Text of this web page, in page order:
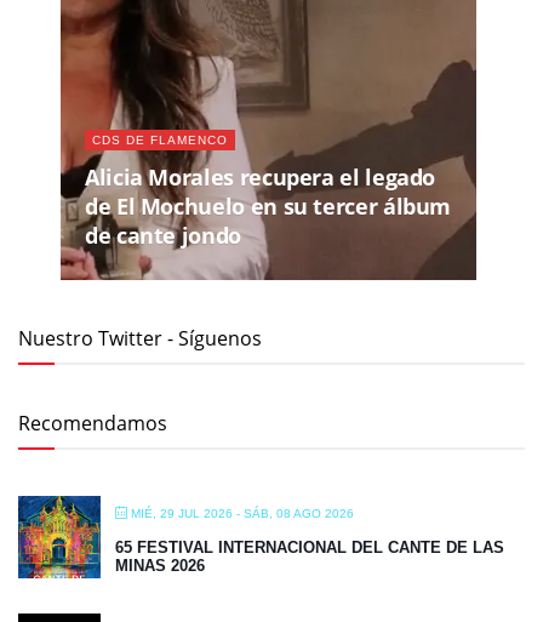
CDS DE FLAMENCO
Alicia Morales recupera el legado
de El Mochuelo en su tercer álbum
de cante jondo
Nuestro Twitter - Síguenos
Recomendamos
MIÉ, 29 JUL 2026 - SÁB, 08 AGO 2026
65 FESTIVAL INTERNACIONAL DEL CANTE DE LAS
MINAS 2026